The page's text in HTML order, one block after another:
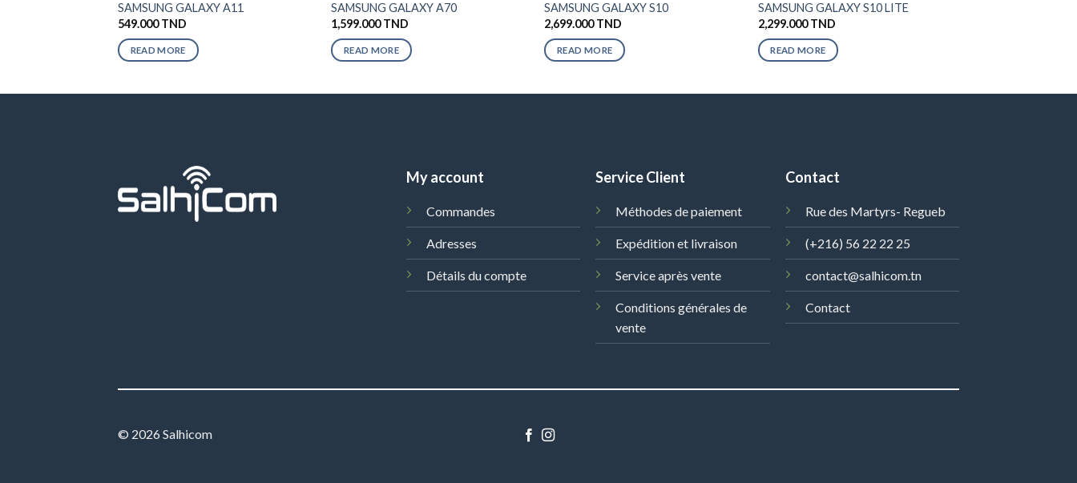
SAMSUNG GALAXY A11
549.000TND
READ MORE
SAMSUNG GALAXY A70
1,599.000TND
READ MORE
SAMSUNG GALAXY S10
2,699.000TND
READ MORE
SAMSUNG GALAXY S10 LITE
2,299.000TND
READ MORE
My account
Commandes
Adresses
Détails du compte
Service Client
Méthodes de paiement
Expédition et livraison
Service après vente
Conditions générales de
vente
Contact
Rue des Martyrs- Regueb
(+216) 56 22 22 25
contact@salhicom.tn
Contact
© 2026 Salhicom